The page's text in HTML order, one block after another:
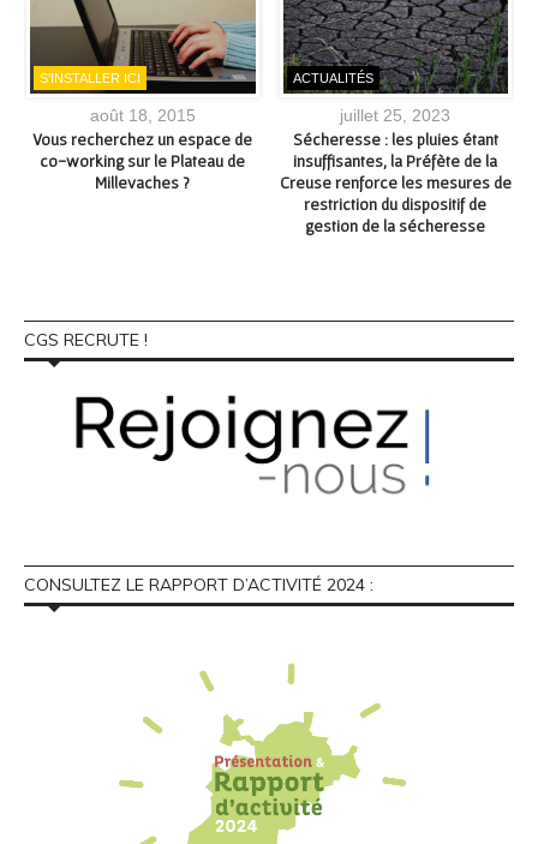
S'INSTALLER ICI
août 18, 2015
Vous recherchez un espace de
co-working sur le Plateau de
Millevaches ?
ACTUALITÉS
juillet 25, 2023
Sécheresse : les pluies étant
insuffisantes, la Préfète de la
Creuse renforce les mesures de
restriction du dispositif de
gestion de la sécheresse
CGS RECRUTE !
CONSULTEZ LE RAPPORT D’ACTIVITÉ 2024 :